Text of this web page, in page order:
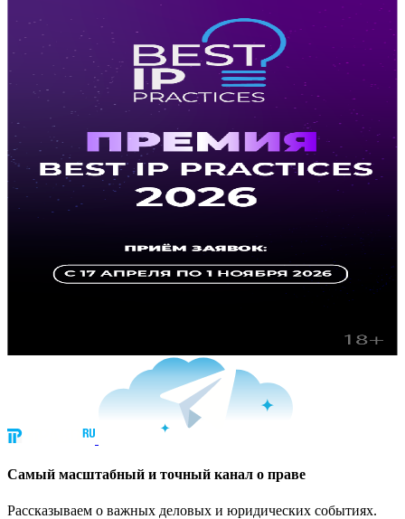
Cамый масштабный и точный канал о праве
Рассказываем о важных деловых и юридических событиях.